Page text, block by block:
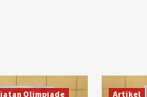
Olimpiade
Artikel